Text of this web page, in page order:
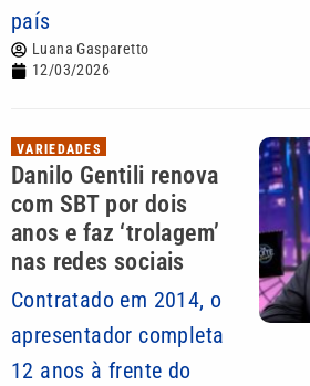
país
Luana Gasparetto
12/03/2026
VARIEDADES
Danilo Gentili renova
com SBT por dois
anos e faz ‘trolagem’
nas redes sociais
Contratado em 2014, o
apresentador completa
12 anos à frente do